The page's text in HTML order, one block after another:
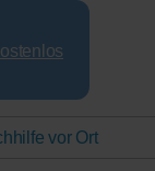
vor Ort